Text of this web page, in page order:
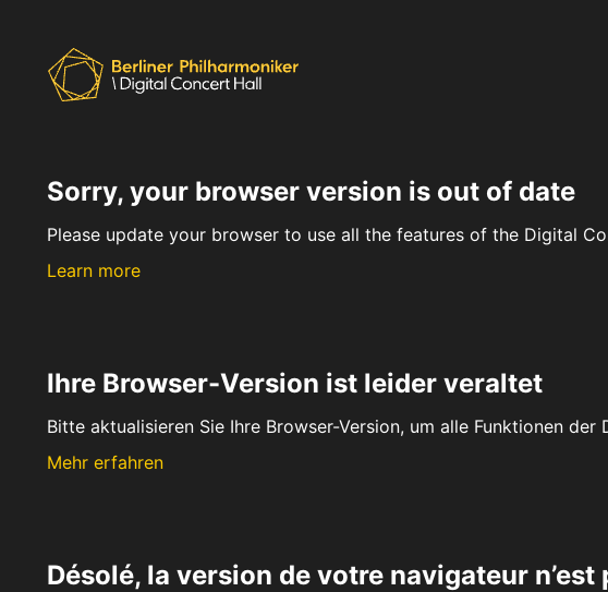
Sorry, your browser version is out of date
Please update your browser to use all the features of the Digital
Learn more
Ihre Browser-Version ist leider veraltet
Bitte aktualisieren Sie Ihre Browser-Version, um alle Funktionen
Mehr erfahren
Désolé, la version de votre navigateur n’est